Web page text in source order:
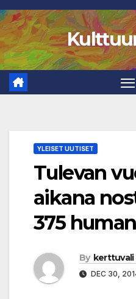
Skip
to
content
YLEISET UUTISET
Tulevan
aikana
375
By kerttuvali
DEC 30,